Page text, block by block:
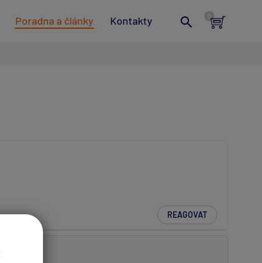
Poradna a články Kontakty
REAGOVAT